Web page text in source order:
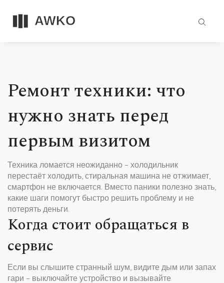
Ремонт техники: что
нужно знать перед
первым визитом
Техника ломается неожиданно – холодильник
перестаёт холодить, стиральная машина не отжимает,
смартфон не включается. Вместо паники полезно знать,
какие шаги помогут быстро решить проблему и не
потерять деньги.
Когда стоит обращаться в
сервис
Если вы слышите странный шум, видите дым или запах
гари – выключайте устройство и вызывайте